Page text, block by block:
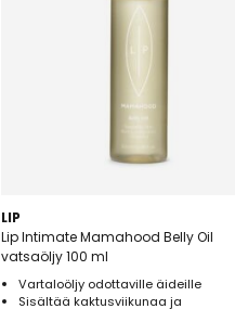
LIP
Lip Intimate Mamahood Belly Oil
vatsaöljy 100 ml
Vartaloöljy odottaville äideille
Sisältää kaktusviikunaa ja